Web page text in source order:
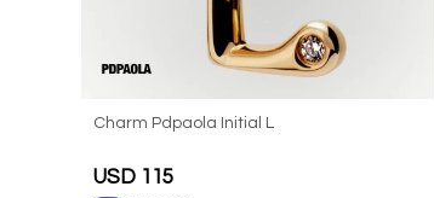
Charm Pdpaola Initial L
USD 115